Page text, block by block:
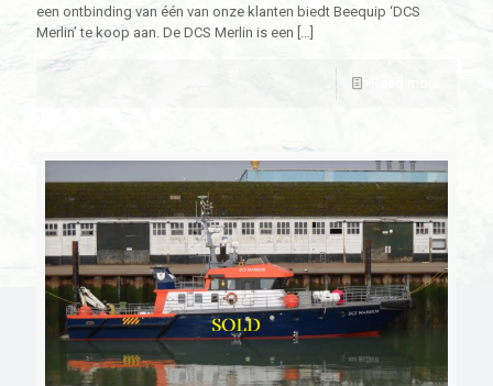
een ontbinding van één van onze klanten biedt Beequip ‘DCS
Merlin’ te koop aan. De DCS Merlin is een […]